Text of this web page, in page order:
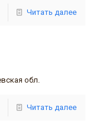
Читать далее
обл.
Читать далее